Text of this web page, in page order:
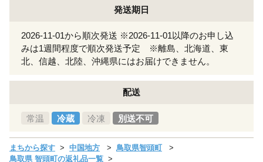
発送期日
2026-11-01から順次発送 ※2026-11-01以降のお申し込
みは1週間程度で順次発送予定 ※離島、北海道、東
北、信越、北陸、沖縄県にはお届けできません。
配送
常温 冷蔵 冷凍 別送不可
まちから探す 中国地方
鳥取県智頭町
鳥取県 智頭町の返礼品一覧